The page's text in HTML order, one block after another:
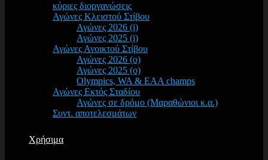
κύριες διοργανώσεις
Αγώνες Κλειστού Στίβου
Αγώνες 2026 (i)
Αγώνες 2025 (i)
Αγώνες Ανοικτού Στίβου
Αγώνες 2026 (o)
Αγώνες 2025 (o)
Olympics, WA & EAA champs
Αγώνες Εκτός Σταδίου
Αγώνες σε δρόμο (Μαραθώνιοι κ.α.)
Συντ. αποτελεσμάτων
Χρήσιμα